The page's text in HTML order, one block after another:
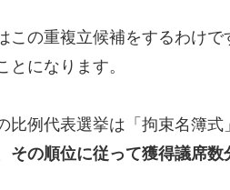
この重複立候補をするわけ
とになります。
比例代表選挙は「拘束名簿式
その順位に従って獲得議席